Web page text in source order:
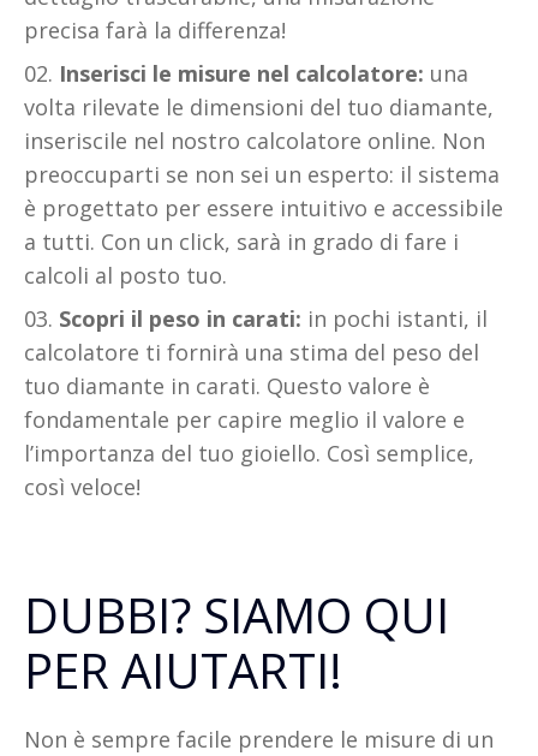
precisa farà la differenza!
Inserisci le misure nel calcolatore: una
volta rilevate le dimensioni del tuo diamante,
inseriscile nel nostro calcolatore online. Non
preoccuparti se non sei un esperto: il sistema
è progettato per essere intuitivo e accessibile
a tutti. Con un click, sarà in grado di fare i
calcoli al posto tuo.
Scopri il peso in carati: in pochi istanti, il
calcolatore ti fornirà una stima del peso del
tuo diamante in carati. Questo valore è
fondamentale per capire meglio il valore e
l’importanza del tuo gioiello. Così semplice,
così veloce!
DUBBI? SIAMO QUI
PER AIUTARTI!
Non è sempre facile prendere le misure di un